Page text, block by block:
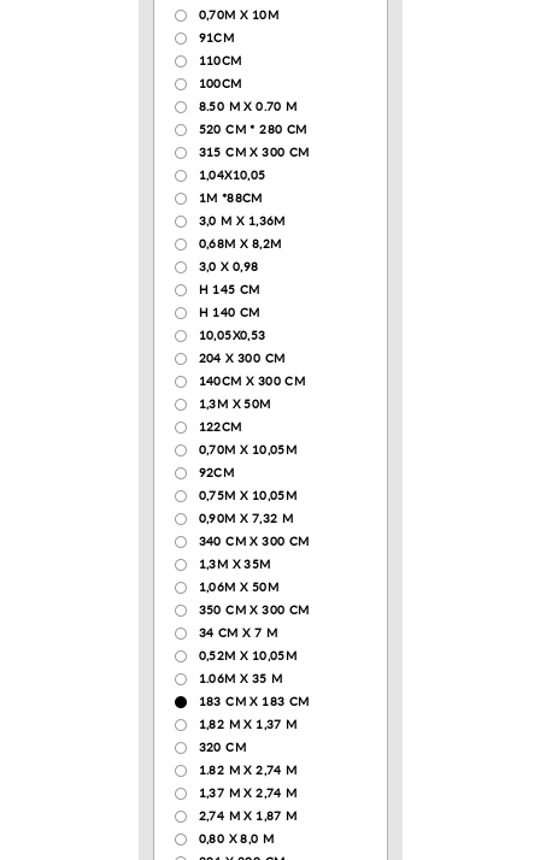
0,70М Х 10М
91СМ
110CM
100CM
8.50 M X 0.70 M
520 СМ * 280 СМ
315 CM X 300 CM
1,04X10,05
1М *88СМ
3,0 М Х 1,36М
0,68М Х 8,2М
3,0 Х 0,98
H 145 CM
H 140 CM
10,05Х0,53
204 Х 300 СМ
140CM X 300 CM
1,3М Х 50М
122СМ
0,70М Х 10,05М
92CM
0,75М Х 10,05М
0,90М Х 7,32 М
340 CM X 300 CM
1,3M X 35M
1,06M X 50M
350 CM X 300 CM
34 CM X 7 M
0,52М Х 10,05М
1.06M X 35 M
183 СМ Х 183 СМ
1,82 М Х 1,37 М
320 CM
1.82 М Х 2,74 М
1,37 М Х 2,74 М
2,74 М Х 1,87 М
0,80 Х 8,0 М